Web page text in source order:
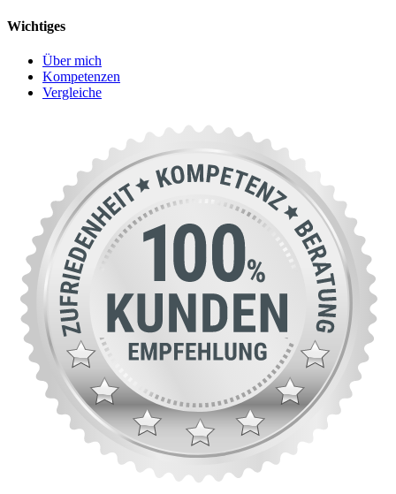
Wichtiges
Über mich
Kompetenzen
Vergleiche